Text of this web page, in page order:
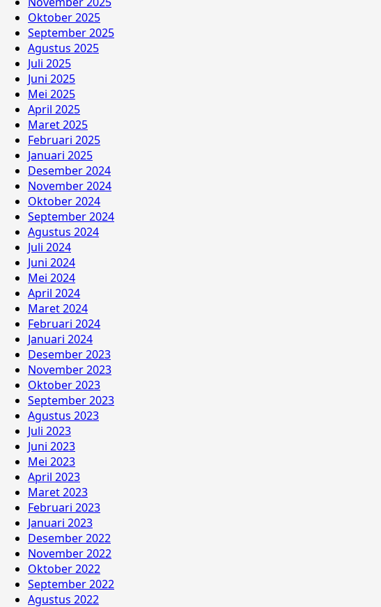
Oktober 2025
September 2025
Agustus 2025
Juli 2025
Juni 2025
Mei 2025
April 2025
Maret 2025
Februari 2025
Januari 2025
Desember 2024
November 2024
Oktober 2024
September 2024
Agustus 2024
Juli 2024
Juni 2024
Mei 2024
April 2024
Maret 2024
Februari 2024
Januari 2024
Desember 2023
November 2023
Oktober 2023
September 2023
Agustus 2023
Juli 2023
Juni 2023
Mei 2023
April 2023
Maret 2023
Februari 2023
Januari 2023
Desember 2022
November 2022
Oktober 2022
September 2022
Agustus 2022